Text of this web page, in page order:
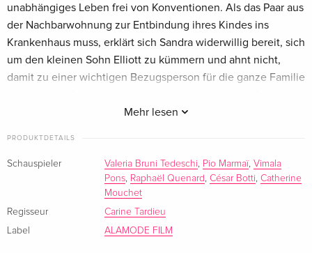
Mehr lesen
unabhängiges Leben frei von Konventionen. Als das Paar aus
der Nachbarwohnung zur Entbindung ihres Kindes ins
Krankenhaus muss, erklärt sich Sandra widerwillig bereit, sich
um den kleinen Sohn Elliott zu kümmern und ahnt nicht,
damit zu einer wichtigen Bezugsperson für die ganze Familie
einer unerwartet tiefen Bindung. Nach den grossen Erfolgen
wahrhaftiger wie lebensbejahender Film gelungen, der sich
in Frankreich rasant zu einem Publikumsliebling entwickelte.
Mit Valeria Bruni Tedeschi ("In den besten Händen") in der
Hauptrolle einer selbstbewussten, selbstbestimmten Frau in
ihren Fünfzigern, thematisiert Tardieu auf emphatische und
PRODUKTDETAILS
Schauspieler Valeria Bruni Tedeschi, Pio Marmaï, Vimala
Pons, Raphaël Quenard , César Botti, Catherine
Mouchet
Regisseur
Carine Tardieu
Label
ALAMODE FILM